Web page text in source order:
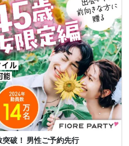
突破！ 男性ご予約先行